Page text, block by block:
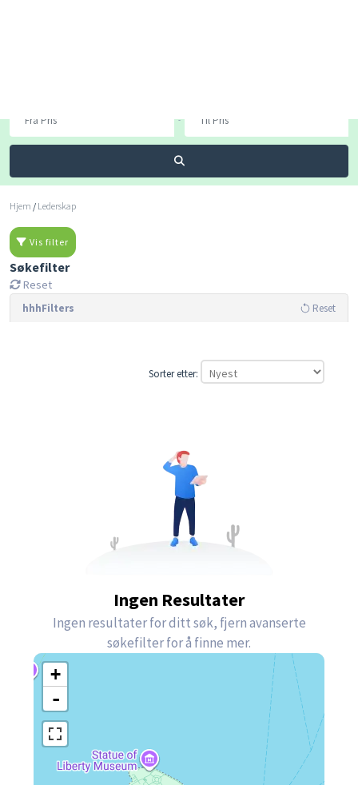
Søk
Hjem / Lederskap
Vis filter
Søkefilter
Reset
hhhFilters Reset
Sorter etter:
Ingen Resultater
Ingen resultater for ditt søk, fjern avanserte
søkefilter for å finne mer.
+
-